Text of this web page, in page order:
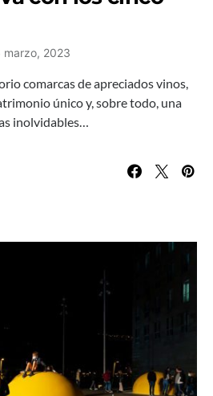
marzo, 2023
comarcas de apreciados vinos,
único y, sobre todo, una
inolvidables…